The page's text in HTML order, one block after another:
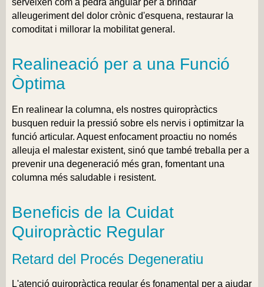
alleugeriment del dolor crònic d'esquena, restaurar la
comoditat i millorar la mobilitat general.
Realineació per a una Funció
Òptima
En realinear la columna, els nostres quiropràctics
busquen reduir la pressió sobre els nervis i optimitzar la
funció articular. Aquest enfocament proactiu no només
alleuja el malestar existent, sinó que també treballa per a
prevenir una degeneració més gran, fomentant una
columna més saludable i resistent.
Beneficis de la Cuidat
Quiropràctic Regular
Retard del Procés Degeneratiu
L'atenció quiropràctica regular és fonamental per a ajudar